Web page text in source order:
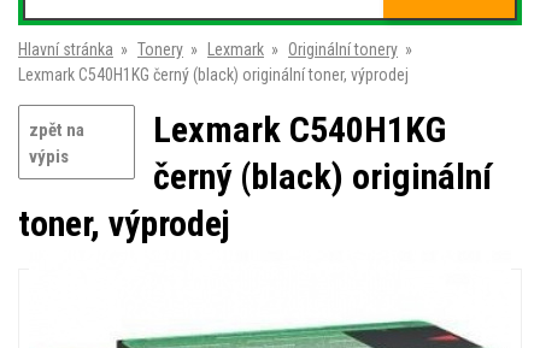
Hlavní stránka » Tonery » Lexmark » Originální tonery »
Lexmark C540H1KG černý (black) originální toner, výprodej
zpět na
výpis
Lexmark C540H1KG
černý (black) originální
toner, výprodej